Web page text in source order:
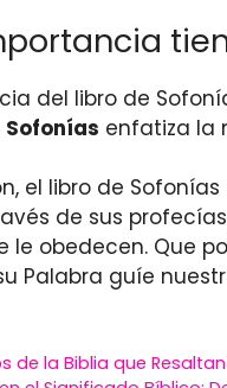
del libro de
Sofonías enfatiza la
el libro de
de sus
le obedecen. Que
Palabra guíe
de la Biblia que